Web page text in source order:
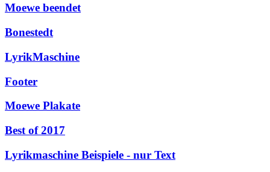
Moewe beendet
Bonestedt
LyrikMaschine
Footer
Moewe Plakate
Best of 2017
Lyrikmaschine Beispiele - nur Text